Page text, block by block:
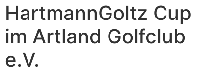
HartmannGoltz Cup
im Artland Golfclub
e.V.